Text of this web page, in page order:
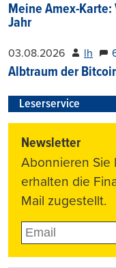
Meine Amex-
Jahr
03.08.2026 lh
Albtraum der
Leserservice
Newsletter
Abonnieren Sie
erhalten die
Mail zugestellt.